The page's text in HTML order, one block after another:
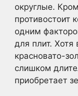
округлые.
противостоит
одним
для плит.
красновато-
слишком
приобретает